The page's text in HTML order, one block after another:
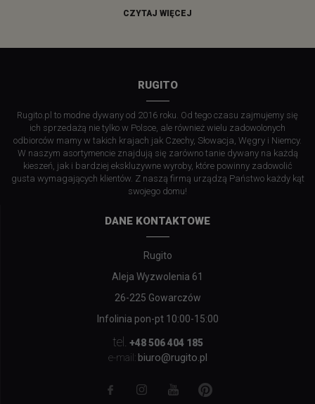
CZYTAJ WIĘCEJ
RUGITO
Rugito.pl to modne dywany od 2016 roku. Od tego czasu zajmujemy się
ich sprzedażą nie tylko w Polsce, ale również wielu zadowolonych
odbiorców mamy w takich krajach jak Czechy, Słowacja, Węgry i Niemcy.
W naszym asortymencie znajdują się zarówno tanie dywany na każdą
kieszeń, jak i bardziej ekskluzywne wyroby, które powinny zadowolić
gusta wymagających klientów. Z naszą firmą urządzą Państwo każdy kąt
swojego domu!
DANE KONTAKTOWE
Rugito
Aleja Wyzwolenia 61
26-225 Gowarczów
Infolinia pon-pt 10:00-15:00
tel. +48 506 404 185
e-mail: biuro@rugito.pl